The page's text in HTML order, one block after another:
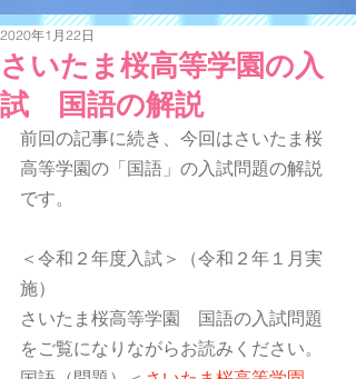
さいたま桜高等学園の入
試 国語の解説
2020年1月22日
前回の記事に続き、今回はさいたま桜
高等学園の「国語」の入試問題の解説
です。
＜令和２年度入試＞（令和２年１月実
施）
さいたま桜高等学園　国語の入試問題
をご覧になりながらお読みください。